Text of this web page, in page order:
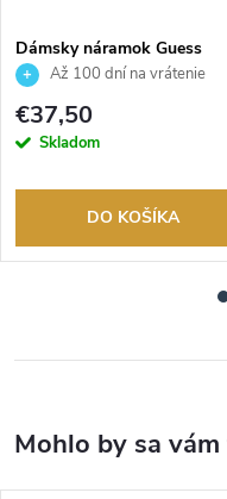
Dámsky náramok Guess
JUBB05220JWRHS
Až 100 dní na vrátenie
tovaru. Autorizovaný predajca.
€37,50
Skladom
DO KOŠÍKA